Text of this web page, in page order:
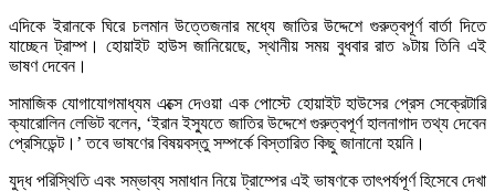
এদিকে ইরানকে ঘিরে চলমান উত্তেজনার মধ্যে জাতির উদ্দেশে গুরুত্বপূর্ণ বার্তা দিতে
যাচ্ছেন ট্রাম্প। হোয়াইট হাউস জানিয়েছে, স্থানীয় সময় বুধবার রাত ৯টায় তিনি এই
ভাষণ দেবেন।
সামাজিক যোগাযোগমাধ্যম এক্সে দেওয়া এক পোস্টে হোয়াইট হাউসের প্রেস সেক্রেটারি
ক্যারোলিন লেভিট বলেন, ‘ইরান ইস্যুতে জাতির উদ্দেশে গুরুত্বপূর্ণ হালনাগাদ তথ্য দেবেন
প্রেসিডেন্ট।’ তবে ভাষণের বিষয়বস্তু সম্পর্কে বিস্তারিত কিছু জানানো হয়নি।
যুদ্ধ পরিস্থিতি এবং সম্ভাব্য সমাধান নিয়ে ট্রাম্পের এই ভাষণকে তাৎপর্যপূর্ণ হিসেবে দেখা